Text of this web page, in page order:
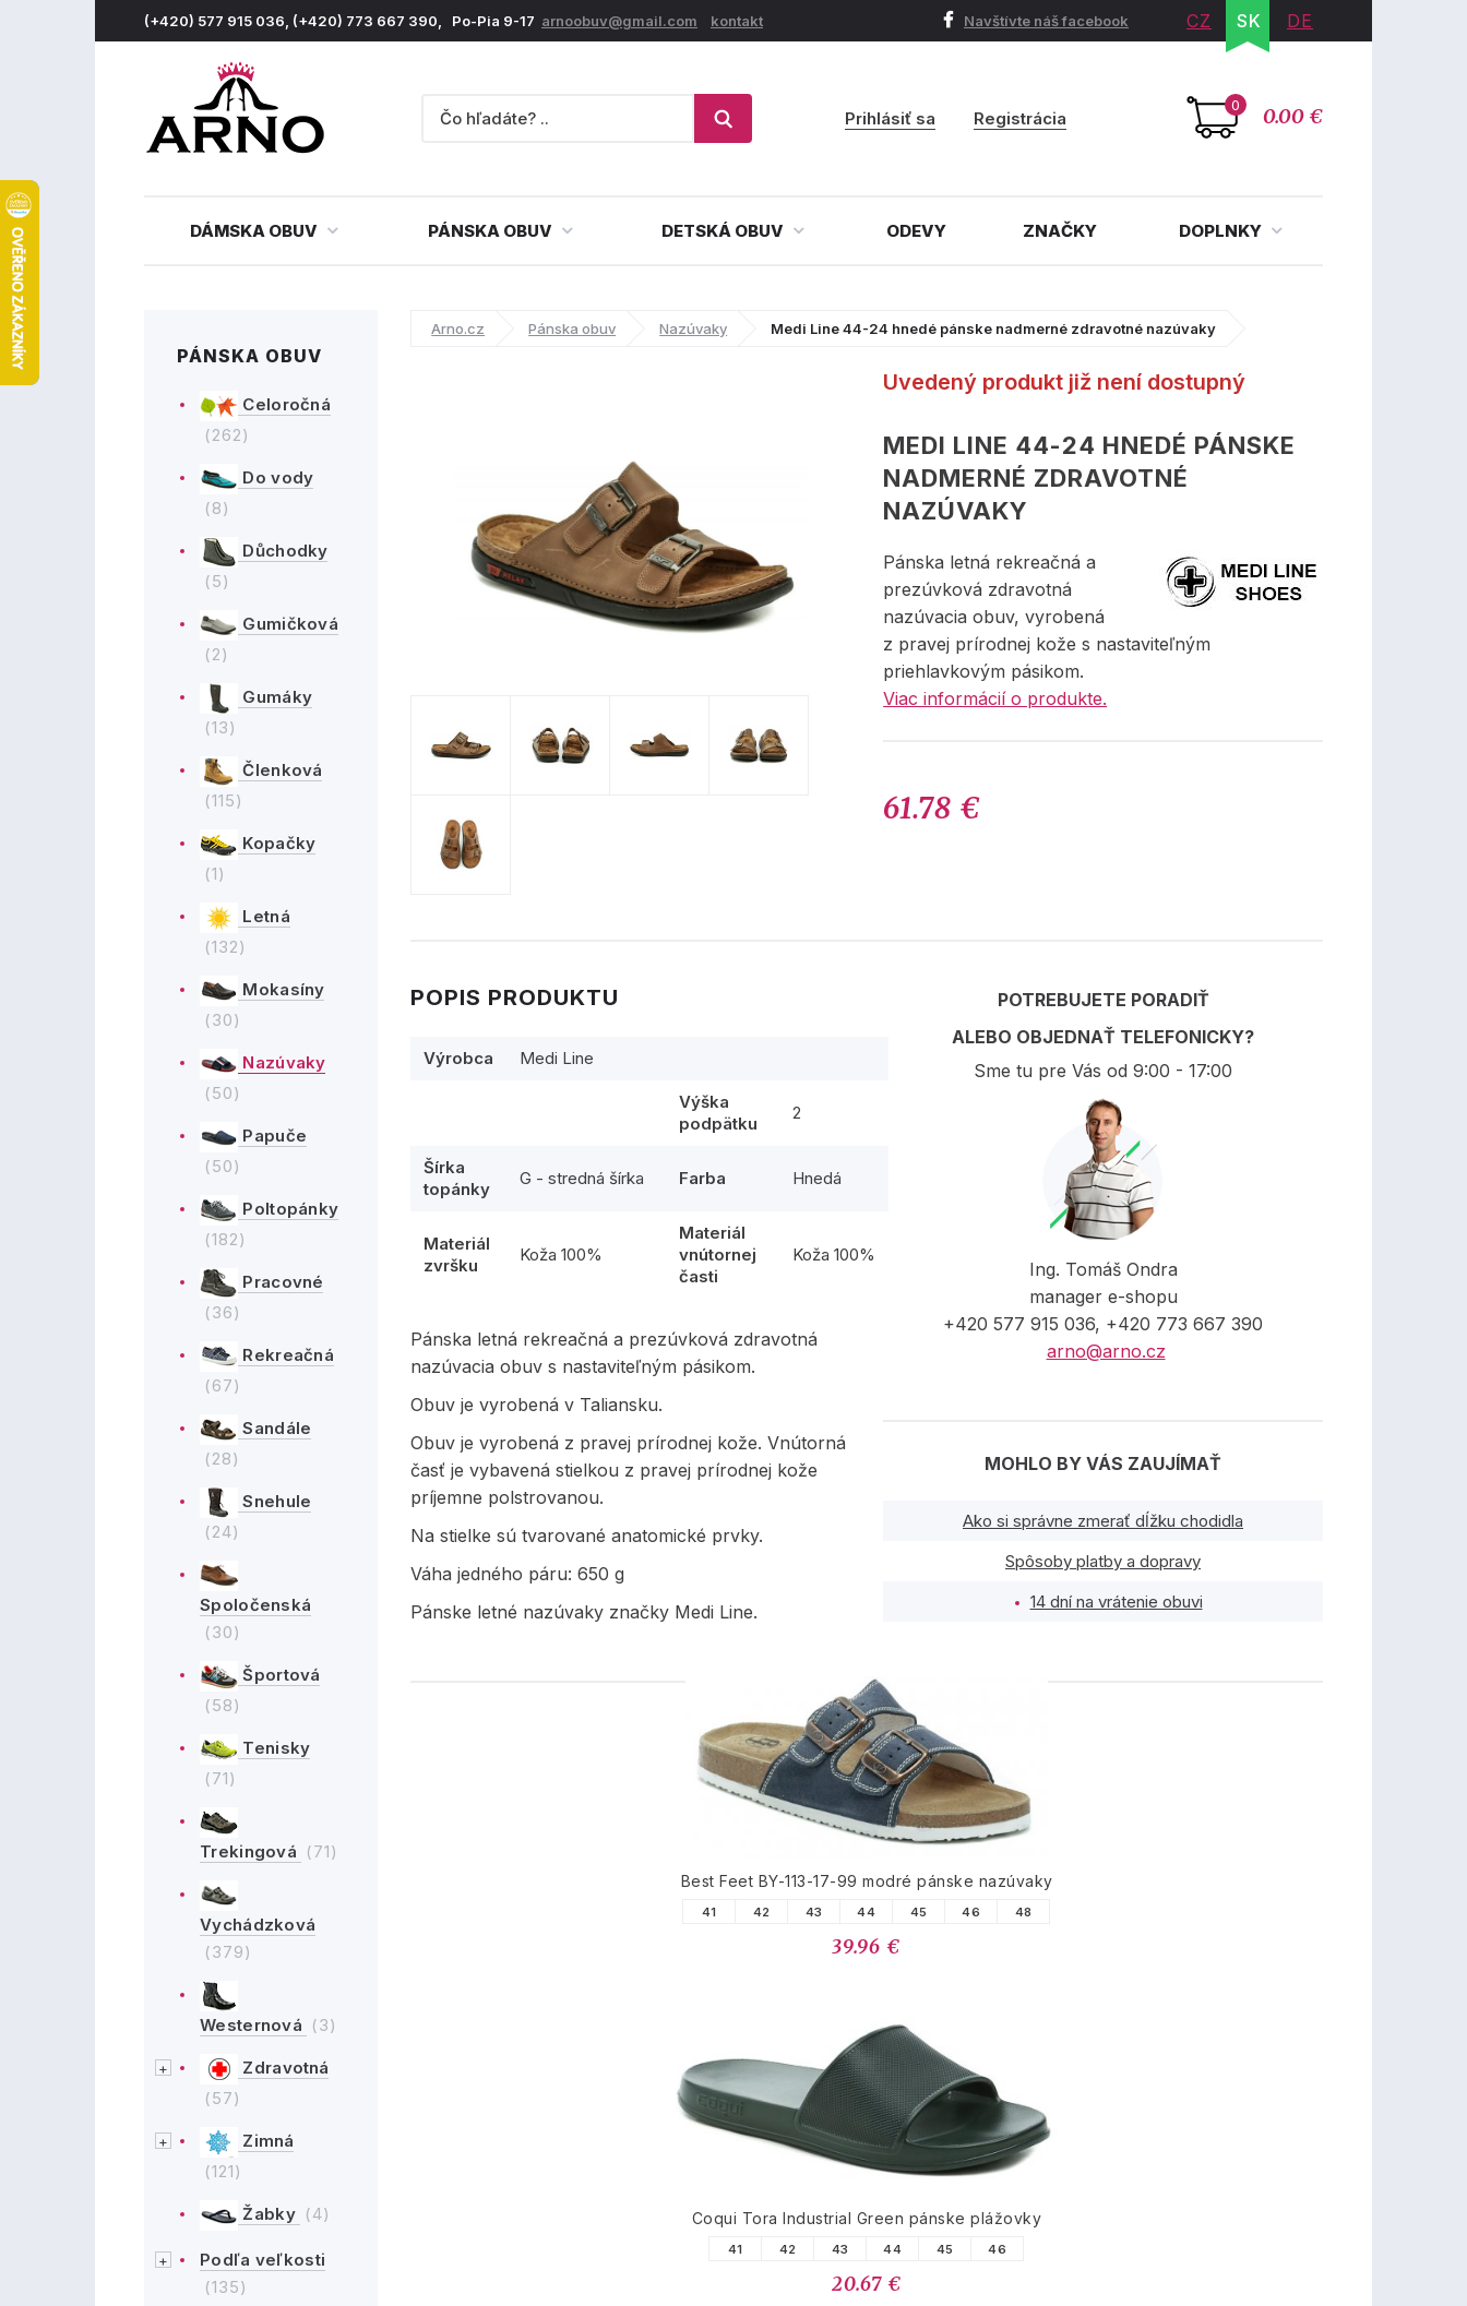
(+420) 577 915 036, (+420) 773 667 390, Po-Pia 9-17 arnoobuv@gmail.com kontakt Navštívte náš facebook CZ SK DE
0 0.00 €
Prihlásiť sa Registrácia
DÁMSKA OBUV PÁNSKA OBUV DETSKÁ OBUV ODEVY ZNAČKY DOPLNKY
PÁNSKA OBUV
Celoročná
(262)
Do vody
(8)
Důchodky
(5)
Gumičková
(2)
Gumáky
(13)
Členková
(115)
Kopačky
(1)
Letná
(132)
Mokasíny
(30)
Nazúvaky
(50)
Papuče
(50)
Poltopánky
(182)
Pracovné
(36)
Rekreačná
(67)
Sandále
(28)
Snehule
(24)
Spoločenská
(30)
Športová
(58)
Tenisky
(71)
Trekingová (71)
Vychádzková
(379)
Westernová (3)
Zdravotná
(57)
Zimná
(121)
Žabky (4)
Podľa veľkosti
(135)
Arno.cz Pánska obuv Nazúvaky Medi Line 44-24 hnedé pánske nadmerné zdravotné nazúvaky
Uvedený produkt již není dostupný
MEDI LINE 44-24 HNEDÉ PÁNSKE
NADMERNÉ ZDRAVOTNÉ
NAZÚVAKY
Pánska letná rekreačná a
prezúvková zdravotná
nazúvacia obuv, vyrobená
z pravej prírodnej kože s nastaviteľným
priehlavkovým pásikom.
Viac informácií o produkte.
61.78 €
POPIS PRODUKTU
Výrobca Medi Line
Výška
podpätku
2
Šírka
topánky
G - stredná šírka Farba Hnedá
Materiál
zvršku
Koža 100%
Materiál
vnútornej
časti
Koža 100%
Pánska letná rekreačná a prezúvková zdravotná
nazúvacia obuv s nastaviteľným pásikom.
Obuv je vyrobená v Taliansku.
Obuv je vyrobená z pravej prírodnej kože. Vnútorná
časť je vybavená stielkou z pravej prírodnej kože
príjemne polstrovanou.
Na stielke sú tvarované anatomické prvky.
Váha jedného páru: 650 g
Pánske letné nazúvaky značky Medi Line.
POTREBUJETE PORADIŤ
ALEBO OBJEDNAŤ TELEFONICKY?
Sme tu pre Vás od 9:00 - 17:00
Ing. Tomáš Ondra
manager e-shopu
+420 577 915 036, +420 773 667 390
arno@arno.cz
MOHLO BY VÁS ZAUJÍMAŤ
Ako si správne zmerať dĺžku chodidla
Spôsoby platby a dopravy
14 dní na vrátenie obuvi
PODOBNÉ PRODUKTY
Best Feet BY-113-17-99 modré pánske nazúvaky
41 42 43 44 45 46 48
39.96 €
Coqui Tora Industrial Green pánske plážovky
41 42 43 44 45 46
20.67 €